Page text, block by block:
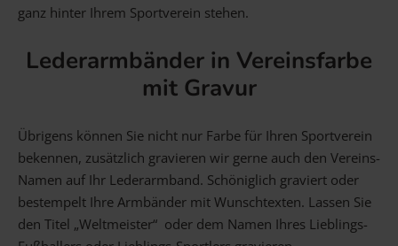
ganz hinter Ihrem Sportverein stehen.
Lederarmbänder in Vereinsfarbe
mit Gravur
Übrigens können Sie nicht nur Farbe für Ihren Sportverein
bekennen, zusätzlich gravieren wir gerne auch den Vereins-
Namen auf Ihr Lederarmband. Schöniglich graviert oder
bestempelt Ihre Armbänder mit Wunschtexten. Lassen Sie
den Titel „Weltmeister“ oder dem Namen Ihres Lieblings-